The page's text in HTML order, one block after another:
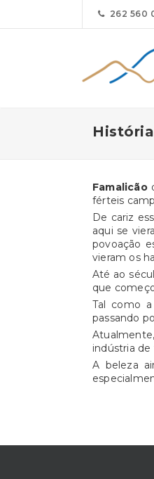
262 560
História
Famalicão
férteis
De cariz
aqui se
povoação
vieram os
Até ao
que
Tal como
passando
indústria
A beleza